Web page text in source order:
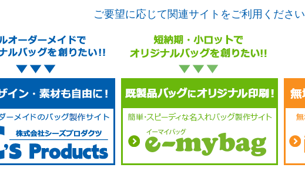
ご要望に応じて関連サイトをご利用ください